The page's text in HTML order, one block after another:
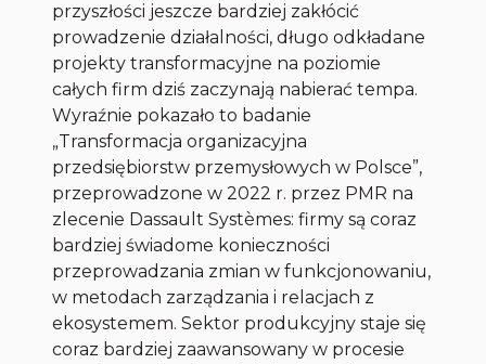
przyszłości jeszcze bardziej zakłócić
prowadzenie działalności, długo odkładane
projekty transformacyjne na poziomie
całych firm dziś zaczynają nabierać tempa.
Wyraźnie pokazało to badanie
„Transformacja organizacyjna
przedsiębiorstw przemysłowych w Polsce”,
przeprowadzone w 2022 r. przez PMR na
zlecenie Dassault Systèmes: firmy są coraz
bardziej świadome konieczności
przeprowadzania zmian w funkcjonowaniu,
w metodach zarządzania i relacjach z
ekosystemem. Sektor produkcyjny staje się
coraz bardziej zaawansowany w procesie